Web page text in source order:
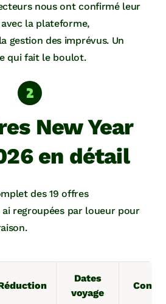
nous ont confirmé leur
la plateforme,
gestion des imprévus. Un
qui fait le boulot.
New Year
en détail
des 19 offres
ai regroupées par loueur pour
Dates
voyage